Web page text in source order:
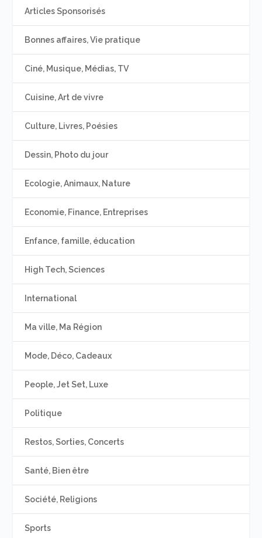
Articles Sponsorisés
Bonnes affaires, Vie pratique
Ciné, Musique, Médias, TV
Cuisine, Art de vivre
Culture, Livres, Poésies
Dessin, Photo du jour
Ecologie, Animaux, Nature
Economie, Finance, Entreprises
Enfance, famille, éducation
High Tech, Sciences
International
Ma ville, Ma Région
Mode, Déco, Cadeaux
People, Jet Set, Luxe
Politique
Restos, Sorties, Concerts
Santé, Bien être
Société, Religions
Sports